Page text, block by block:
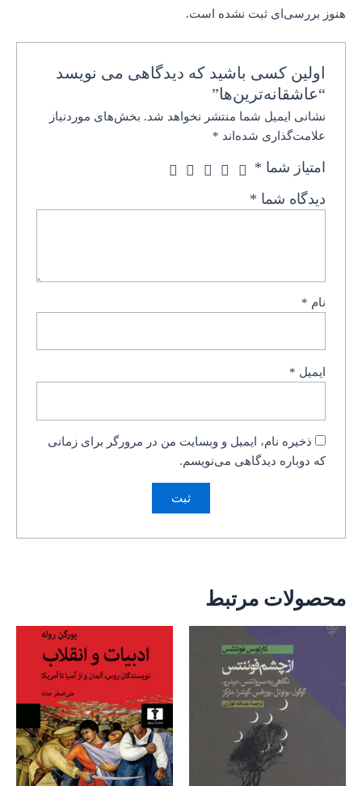
هنوز بررسی‌ای ثبت نشده است.
اولین کسی باشید که دیدگاهی می نویسد
“عاشقانه‌ترین‌ها”
نشانی ایمیل شما منتشر نخواهد شد. بخش‌های موردنیاز
علامت‌گذاری شده‌اند *
امتیاز شما *
دیدگاه شما *
نام *
ایمیل *
ذخیره نام، ایمیل و وبسایت من در مرورگر برای زمانی
که دوباره دیدگاهی می‌نویسم.
محصولات مرتبط